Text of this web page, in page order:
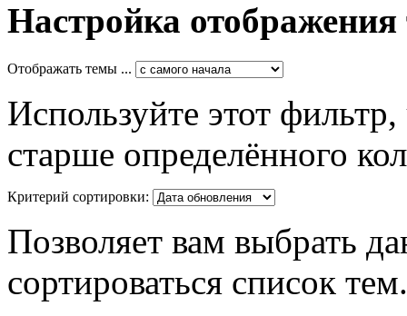
Настройка отображения
Отображать темы ...
Используйте этот
старше определённого
Критерий сортировки:
Позволяет вам выбрать
сортироваться список тем.